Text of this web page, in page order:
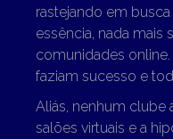
rastejando em
essência, nada mais
comunidades
faziam sucesso e
Aliás, nenhum clube
salões virtuais e a